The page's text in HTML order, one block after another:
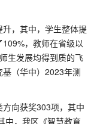
，其中，学生整体提
，教师在省级以
生发展均得到质的飞
（华中）2023年测
向获奖303项，其中
中，我区《智慧教育